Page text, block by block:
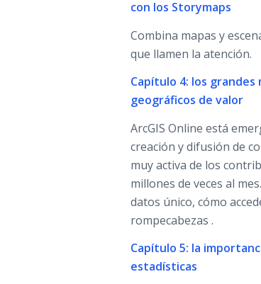
con los Storymaps
Combina mapas y
que llamen la atención.
Capítulo 4: los
geográficos de valor
ArcGIS Online está
creación y difusión de
muy activa de los
millones de veces al
datos único, cómo
rompecabezas .
Capítulo 5: la
estadísticas